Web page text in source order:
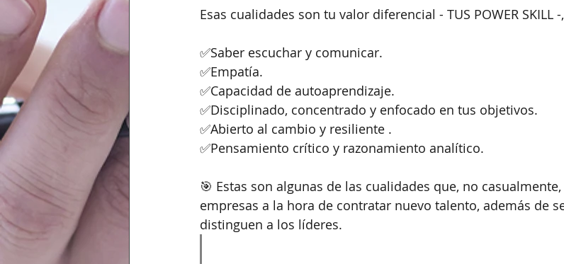
Esas cualidades son tu valor diferencial - TUS POWER SKILL
✅Saber escuchar y comunicar.
✅Empatía.
✅Capacidad de autoaprendizaje.
✅Disciplinado, concentrado y enfocado en tus objetivos.
✅Abierto al cambio y resiliente .
✅Pensamiento crítico y razonamiento analítico.
🎯 Estas son algunas de las cualidades que, no
empresas a la hora de contratar nuevo talento, además de
distinguen a los líderes.